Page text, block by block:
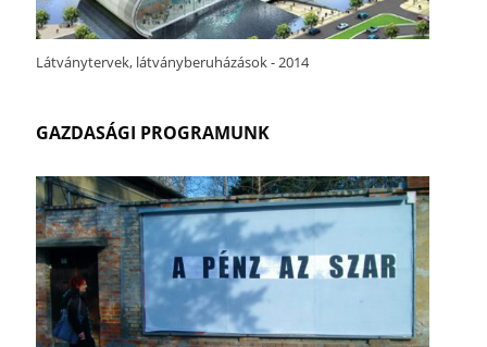
Látványtervek, látványberuházások - 2014
GAZDASÁGI PROGRAMUNK